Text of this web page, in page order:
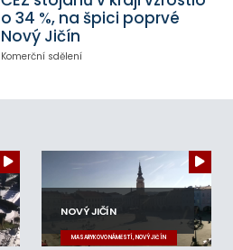
o 34 %, na špici poprvé
Nový Jičín
Komerční sdělení
NOVÝ JIČÍN
MASARYKOVO NÁMĚSTÍ, NOVÝ JIČÍN